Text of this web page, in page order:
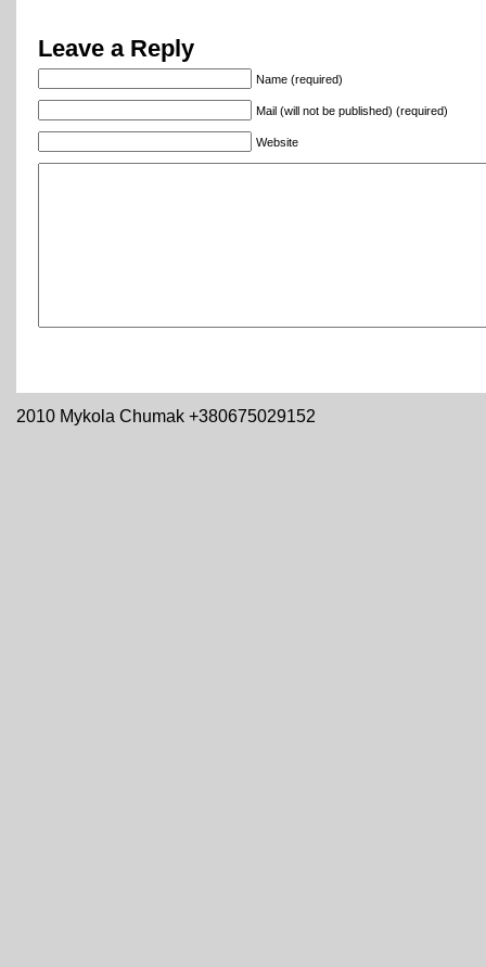
Leave a Reply
Name (required)
Mail (will not be published) (required)
Website
2010 Mykola Chumak +380675029152